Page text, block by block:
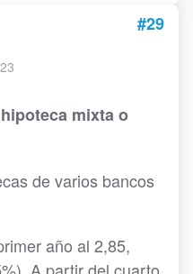
#29
mixta o
de varios bancos
año al 2,85,